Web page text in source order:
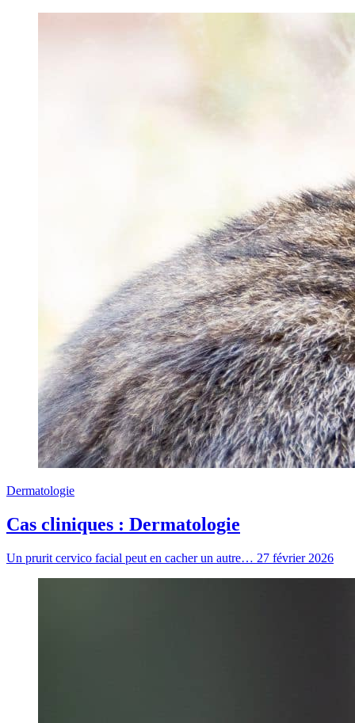
Dermatologie
Cas cliniques : Dermatologie
Un prurit cervico facial peut en cacher un autre… 27 février 2026